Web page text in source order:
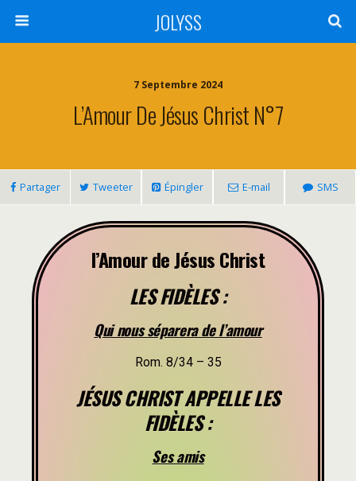
JOLYSS
7 Septembre 2024
L’Amour De Jésus Christ N°7
Partager Tweeter Épingler E-mail SMS
l’Amour de Jésus Christ
LES FIDÈLES :
Qui nous séparera de l’amour
Rom. 8/34 – 35
JÉSUS CHRIST APPELLE LES
FIDÈLES :
Ses amis